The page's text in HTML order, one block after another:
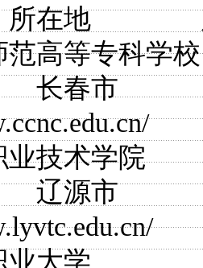
在地
范高等专科学校
春
业技术学院
源
业大学